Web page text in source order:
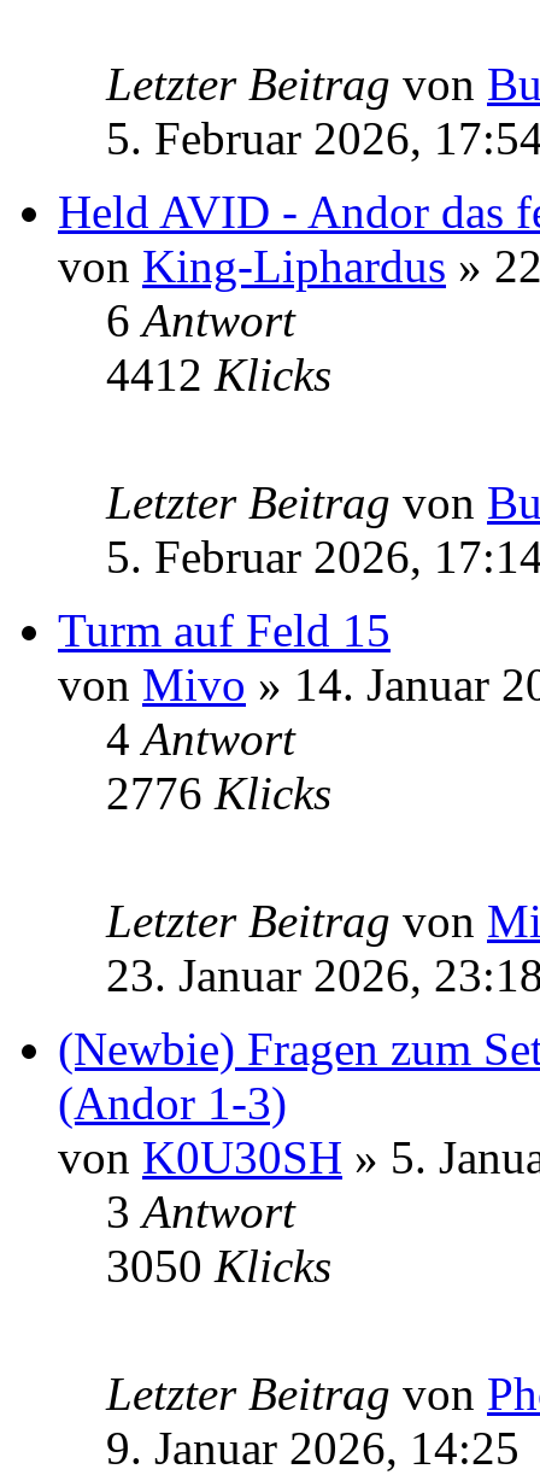
Letzter Beitrag von
5. Februar 2026,
Held AVID - Andor das
von King-Liphardus »
6Antwort
4412 Klicks
Letzter Beitrag von
5. Februar 2026,
Turm auf Feld 15
von Mivo » 14. Januar
4Antwort
2776 Klicks
Letzter Beitrag von
23. Januar 2026,
(Newbie) Fragen zum
(Andor 1-3)
von K0U30SH » 5.
3Antwort
3050 Klicks
Letzter Beitrag von
9. Januar 2026, 14:25